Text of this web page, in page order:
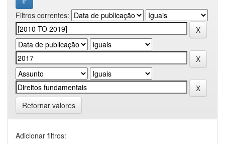
Filtros correntes:
Retornar valores
Adicionar filtros: